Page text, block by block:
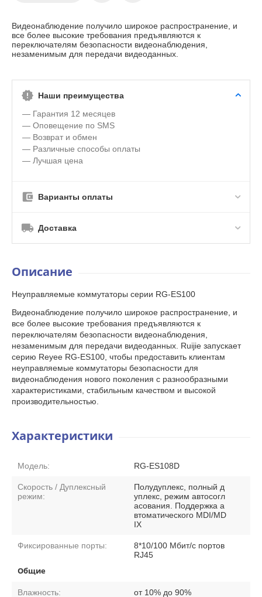
Видеонаблюдение получило широкое распространение, и
все более высокие требования предъявляются к
переключателям безопасности видеонаблюдения,
незаменимым для передачи видеоданных.
Наши преимущества
— Гарантия 12 месяцев
— Оповещение по SMS
— Возврат и обмен
— Различные способы оплаты
— Лучшая цена
Варианты оплаты
Доставка
Описание
Неуправляемые коммутаторы серии RG-ES100
Видеонаблюдение получило широкое распространение, и
все более высокие требования предъявляются к
переключателям безопасности видеонаблюдения,
незаменимым для передачи видеоданных. Ruijie запускает
серию Reyee RG-ES100, чтобы предоставить клиентам
неуправляемые коммутаторы безопасности для
видеонаблюдения нового поколения с разнообразными
характеристиками, стабильным качеством и высокой
производительностью.
Характеристики
Модель: RG-ES108D
Скорость / Дуплексный
режим:
Полудуплекс, полный д
уплекс, режим автосогл
асования. Поддержка а
втоматического MDI/MD
IX
Фиксированные порты:
8*10/100 Мбит/с портов
RJ45
Общие
Влажность: от 10% до 90%